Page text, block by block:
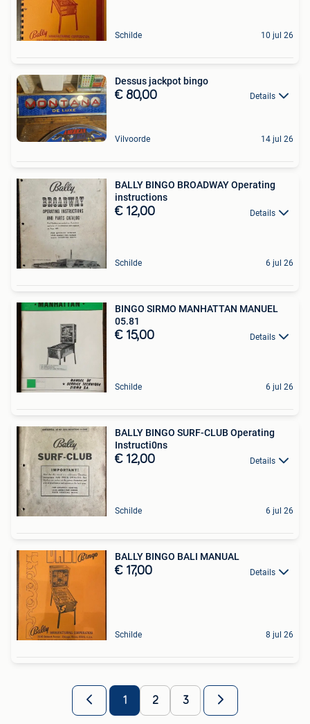
Schilde 10 jul 26
Dessus jackpot bingo
€ 80,00 Details
Vilvoorde 14 jul 26
BALLY BINGO BROADWAY Operating
instructions
€ 12,00 Details
Schilde 6 jul 26
BINGO SIRMO MANHATTAN MANUEL
05.81
€ 15,00 Details
Schilde 6 jul 26
BALLY BINGO SURF-CLUB Operating
Instructi0ns
€ 12,00 Details
Schilde 6 jul 26
BALLY BINGO BALI MANUAL
€ 17,00 Details
Schilde 8 jul 26
1 2 3